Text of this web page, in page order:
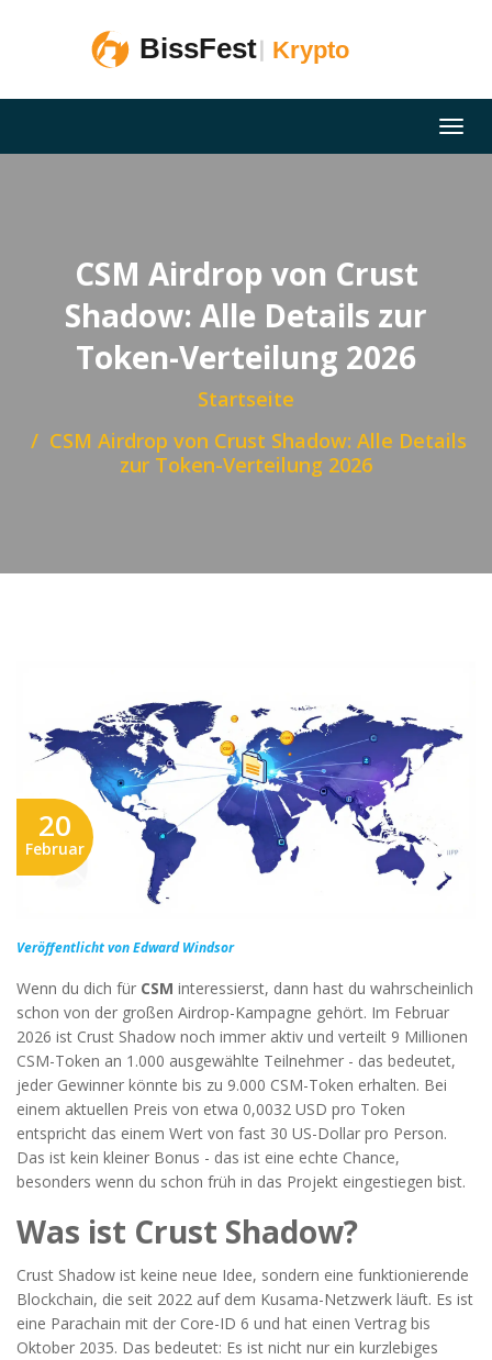
CSM Airdrop von Crust
Shadow: Alle Details zur
Token-Verteilung 2026
Startseite
CSM Airdrop von Crust Shadow: Alle Details
zur Token-Verteilung 2026
20
Februar
Veröffentlicht von Edward Windsor
Wenn du dich für CSM interessierst, dann hast du wahrscheinlich
schon von der großen Airdrop-Kampagne gehört. Im Februar
2026 ist Crust Shadow noch immer aktiv und verteilt 9 Millionen
CSM-Token an 1.000 ausgewählte Teilnehmer - das bedeutet,
jeder Gewinner könnte bis zu 9.000 CSM-Token erhalten. Bei
einem aktuellen Preis von etwa 0,0032 USD pro Token
entspricht das einem Wert von fast 30 US-Dollar pro Person.
Das ist kein kleiner Bonus - das ist eine echte Chance,
besonders wenn du schon früh in das Projekt eingestiegen bist.
Was ist Crust Shadow?
Crust Shadow ist keine neue Idee, sondern eine funktionierende
Blockchain, die seit 2022 auf dem Kusama-Netzwerk läuft. Es ist
eine Parachain mit der Core-ID 6 und hat einen Vertrag bis
Oktober 2035. Das bedeutet: Es ist nicht nur ein kurzlebiges